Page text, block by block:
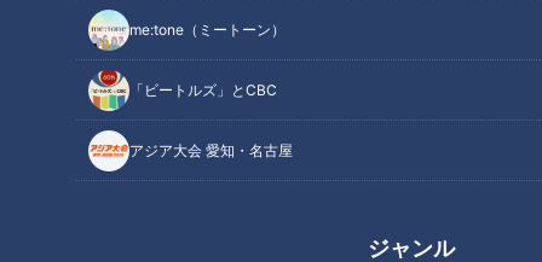
me:tone（ミートーン）
「ビートルズ」とCBC
アジア大会 愛知・名古屋
ジャンル
の視聴者が参加しました。
会場には、お父様である宮本三郎先生（「キユーピー３分クッ
キング」初代講師）の代からのファンという女性や、イベント
のために北海道からフェリーで足を運んだご夫婦など、遠方か
らも多くの方が来場。参加者からは宮本先生への心のこもった
感謝のメッセージを多数お寄せいただきました。
●「宮本先生のレパートリーが娘へ、また家族へ受け継がれて